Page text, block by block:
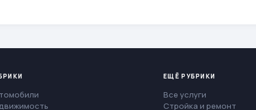
ЕЩЁ РУБРИКИ
Все услуги
Стройка и ремонт